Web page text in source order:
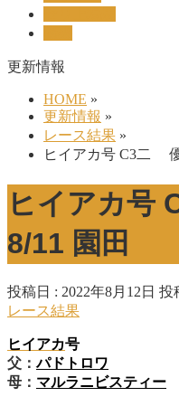
更新情報
HOME »
更新情報 »
レース結果 »
ヒイアカ号 C3二
ヒイアカ
8/11 園田
投稿日 : 2022年8月12日 投
レース結果
ヒイアカ号
父：パドトロワ
母： マルラニビスティー